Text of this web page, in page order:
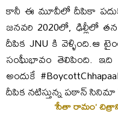
కానీ ఈ మూవీలో దీపికా
జనవరి 2020లో, ఢిల్లీలో తన
దీపిక JNU కి వెళ్ళింది.ఆ
సంఘీభావం తెలిపింది. ఇది
అందుకే
దీపిక నటిస్తున్న పఠాన్‌ సినిమా
‘సీతా రామం’